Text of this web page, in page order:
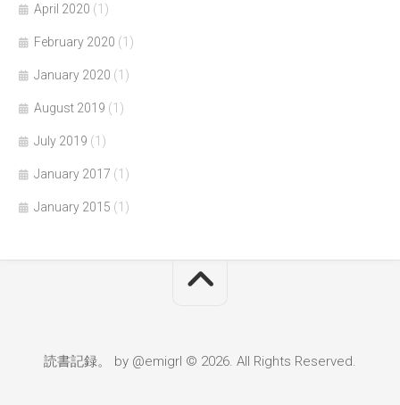
April 2020 (1)
February 2020 (1)
January 2020 (1)
August 2019 (1)
July 2019 (1)
January 2017 (1)
January 2015 (1)
読書記録。 by @emigrl © 2026. All Rights Reserved.